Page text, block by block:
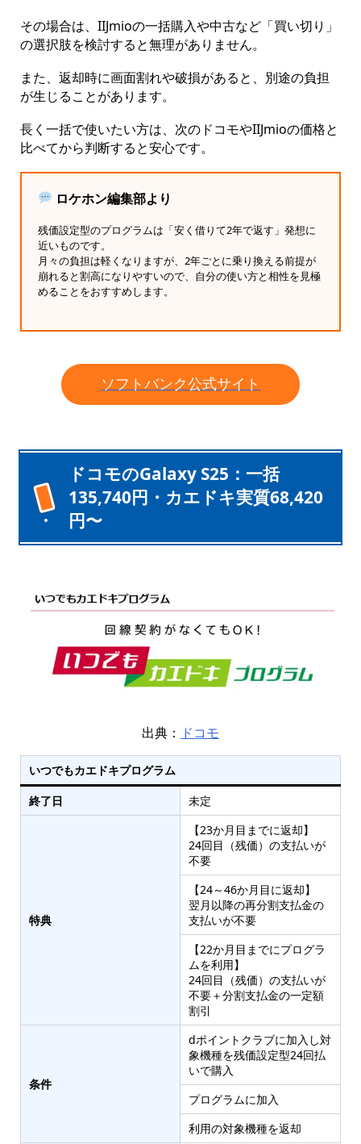
その場合は、IIJmioの一括購入や中古など「買い切り」
の選択肢を検討すると無理がありません。
また、返却時に画面割れや破損があると、別途の負担
が生じることがあります。
長く一括で使いたい方は、次のドコモやIIJmioの価格と
比べてから判断すると安心です。
ロケホン編集部より
残価設定型のプログラムは「安く借りて2年で返す」発想に
近いものです。
月々の負担は軽くなりますが、2年ごとに乗り換える前提が
崩れると割高になりやすいので、自分の使い方と相性を見極
めることをおすすめします。
ソフトバンク公式サイト
ドコモのGalaxy S25：一括
135,740円・カエドキ実質68,420
円〜
出典： ドコモ
いつでもカエドキプログラム
終了日
未定
特典
【23か月目までに返却】
24回目（残価）の支払いが
不要
【24～46か月目に返却】
翌月以降の再分割支払金の
支払いが不要
【22か月目までにプログラ
ムを利用】
24回目（残価）の支払いが
不要＋分割支払金の一定額
割引
条件
dポイントクラブに加入し対
象機種を残価設定型24回払
いで購入
プログラムに加入
利用の対象機種を返却